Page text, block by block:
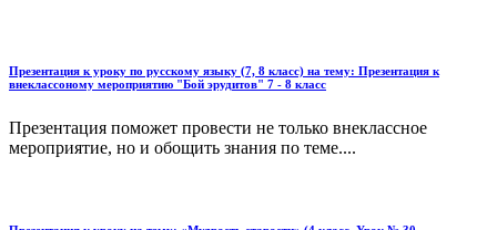
Презентация к уроку по русскому языку (7, 8 класс) на тему: Презентация к
внеклассоному мероприятию "Бой эрудитов" 7 - 8 класс
Презентация поможет провести не только внеклассное
мероприятие, но и обощить знания по теме....